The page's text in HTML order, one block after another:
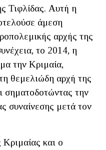
Τιφλίδας. Αυτή η
άμεση
αρχής της
το 2014, η
την Κριμαία,
θεμελιώδη αρχή της
σηματοδοτώντας την
συναίνεσης μετά τον
και ο